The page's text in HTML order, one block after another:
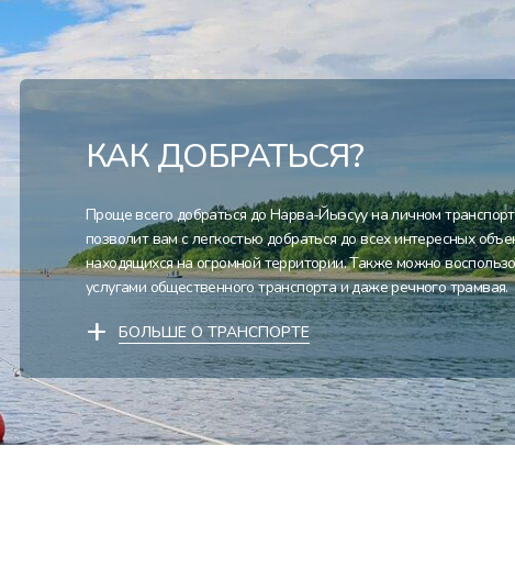
БОЛЬШЕ О ТРАНСПОРТЕ
+
КАК ДОБРАТЬСЯ?
Проще всего добраться до Нарва-Йыэсуу на личном
позволит вам с легкостью добраться до всех интересных
находящихся на огромной территории. Также можно
услугами общественного транспорта и даже речного трамвая.